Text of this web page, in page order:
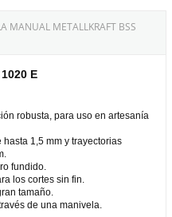
MANUAL METALLKRAFT BSS
E
robusta, para uso en artesanía
1,5 mm y trayectorias
fundido.
los cortes sin fin.
tamaño.
de una manivela.